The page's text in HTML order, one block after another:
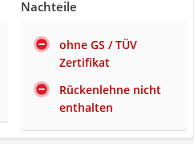
Nachteile
ohne GS / TÜV
Zertifikat
Rückenlehne nicht
enthalten